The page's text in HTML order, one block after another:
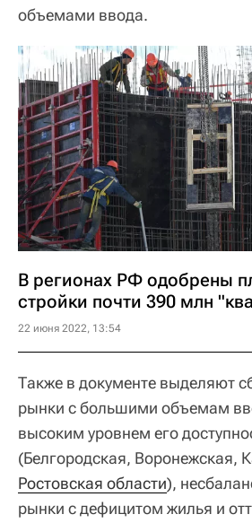
объемами ввода.
В регионах РФ одобрены
стройки почти 390 млн
22 июня 2022, 13:54
Также в документе выделяют
рынки с большими объемам
высоким уровнем его
(Белгородская, Воронежская,
Ростовская области),
рынки с дефицитом жилья и